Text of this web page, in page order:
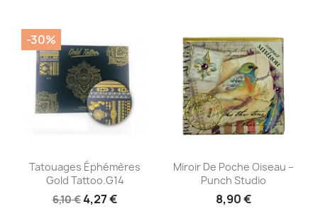
Aperçu rapide
Tatouages Éphémères
Gold Tattoo.G14
6,10 €4,27 €
-30%
Aperçu rapide
Miroir De Poche Oiseau –
Punch Studio
8,90 €